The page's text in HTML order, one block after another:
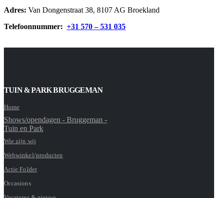
Adres: Van Dongenstraat 38, 8107 AG Broekland
Telefoonnummer: +31 570 – 531 035
TUIN & PARK BRUGGEMAN
Home
Shows/opendagen - Bruggeman -
Tuin en Park
Wie zijn wij
Webwinkel/producten
Actie Folder
Occasions